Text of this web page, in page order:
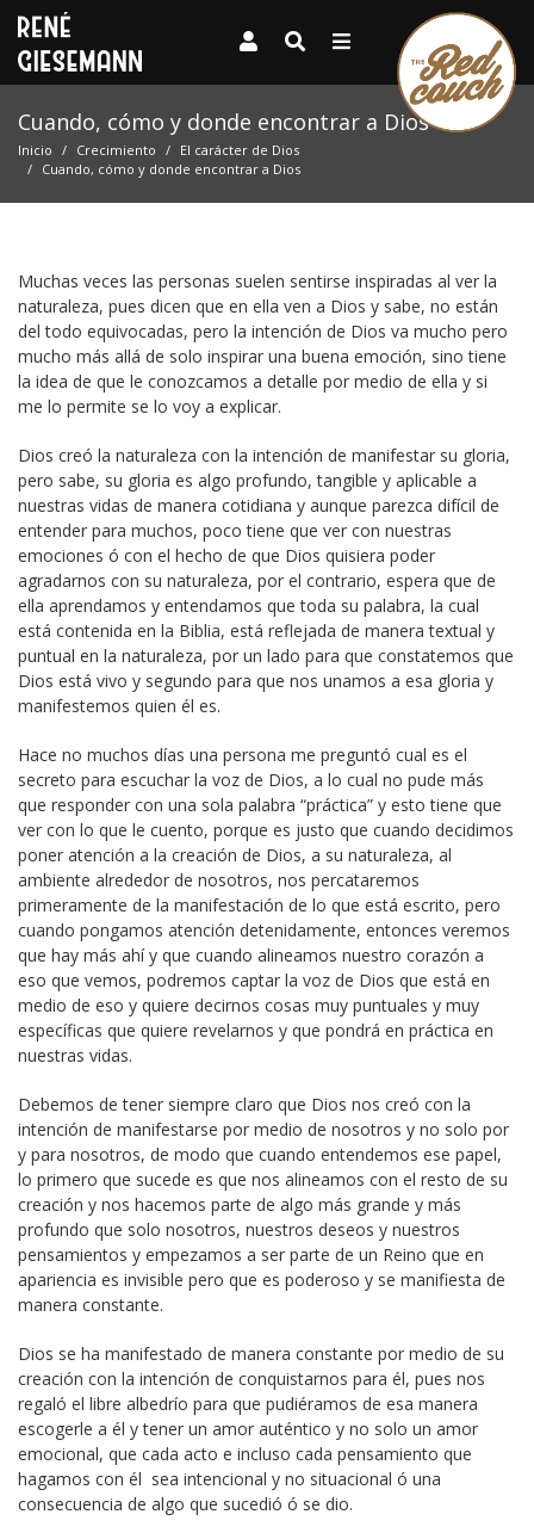
Cuando, cómo y donde encontrar a Dios
Inicio Crecimiento
El carácter de Dios
Cuando, cómo y donde encontrar a Dios
Muchas veces las personas suelen sentirse inspiradas al ver la
naturaleza, pues dicen que en ella ven a Dios y sabe, no están
del todo equivocadas, pero la intención de Dios va mucho pero
mucho más allá de solo inspirar una buena emoción, sino tiene
la idea de que le conozcamos a detalle por medio de ella y si
me lo permite se lo voy a explicar.
Dios creó la naturaleza con la intención de manifestar su gloria,
pero sabe, su gloria es algo profundo, tangible y aplicable a
nuestras vidas de manera cotidiana y aunque parezca difícil de
entender para muchos, poco tiene que ver con nuestras
emociones ó con el hecho de que Dios quisiera poder
agradarnos con su naturaleza, por el contrario, espera que de
ella aprendamos y entendamos que toda su palabra, la cual
está contenida en la Biblia, está reflejada de manera textual y
puntual en la naturaleza, por un lado para que constatemos que
Dios está vivo y segundo para que nos unamos a esa gloria y
manifestemos quien él es.
Hace no muchos días una persona me preguntó cual es el
secreto para escuchar la voz de Dios, a lo cual no pude más
que responder con una sola palabra “práctica” y esto tiene que
ver con lo que le cuento, porque es justo que cuando decidimos
poner atención a la creación de Dios, a su naturaleza, al
ambiente alrededor de nosotros, nos percataremos
primeramente de la manifestación de lo que está escrito, pero
cuando pongamos atención detenidamente, entonces veremos
que hay más ahí y que cuando alineamos nuestro corazón a
eso que vemos, podremos captar la voz de Dios que está en
medio de eso y quiere decirnos cosas muy puntuales y muy
específicas que quiere revelarnos y que pondrá en práctica en
nuestras vidas.
Debemos de tener siempre claro que Dios nos creó con la
intención de manifestarse por medio de nosotros y no solo por
y para nosotros, de modo que cuando entendemos ese papel,
lo primero que sucede es que nos alineamos con el resto de su
creación y nos hacemos parte de algo más grande y más
profundo que solo nosotros, nuestros deseos y nuestros
pensamientos y empezamos a ser parte de un Reino que en
apariencia es invisible pero que es poderoso y se manifiesta de
manera constante.
Dios se ha manifestado de manera constante por medio de su
creación con la intención de conquistarnos para él, pues nos
regaló el libre albedrío para que pudiéramos de esa manera
escogerle a él y tener un amor auténtico y no solo un amor
emocional, que cada acto e incluso cada pensamiento que
hagamos con él sea intencional y no situacional ó una
consecuencia de algo que sucedió ó se dio.